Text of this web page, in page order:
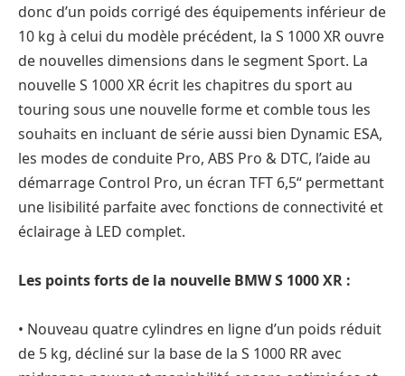
donc d’un poids corrigé des équipements inférieur de
10 kg à celui du modèle précédent, la S 1000 XR ouvre
de nouvelles dimensions dans le segment Sport. La
nouvelle S 1000 XR écrit les chapitres du sport au
touring sous une nouvelle forme et comble tous les
souhaits en incluant de série aussi bien Dynamic ESA,
les modes de conduite Pro, ABS Pro & DTC, l’aide au
démarrage Control Pro, un écran TFT 6,5“ permettant
une lisibilité parfaite avec fonctions de connectivité et
éclairage à LED complet.
Les points forts de la nouvelle BMW S 1000 XR :
• Nouveau quatre cylindres en ligne d’un poids réduit
de 5 kg, décliné sur la base de la S 1000 RR avec